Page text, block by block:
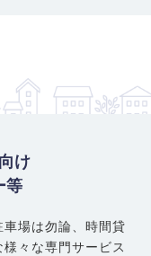
け
等
場は勿論、 時間貸
々な専門サービス